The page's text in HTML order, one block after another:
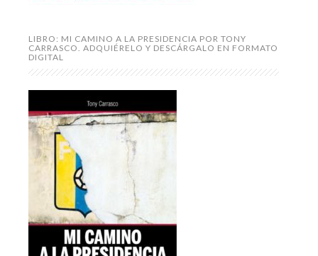
LIBRO: MI CAMINO A LA PRESIDENCIA POR TONY
CARRASCO. ADQUIÉRELO Y DESCÁRGALO EN FORMATO
DIGITAL